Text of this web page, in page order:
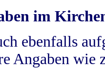
im
ebenfalls
Angaben wie